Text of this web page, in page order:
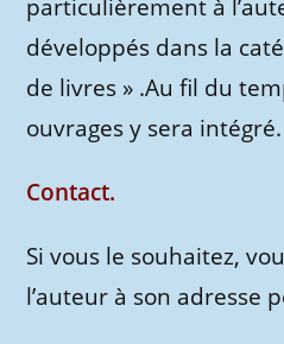
particulièrement à
développés dans la
de livres » .Au fil du
ouvrages y sera intégré.
Contact.
Si vous le souhaitez,
l’auteur à son adresse